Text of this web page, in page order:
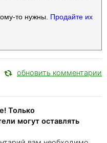
то нужны. Продайте их
обновить комментарии
Только
могут оставлять